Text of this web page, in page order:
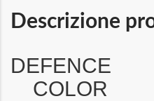
Descrizione
DEFENCE
COLOR